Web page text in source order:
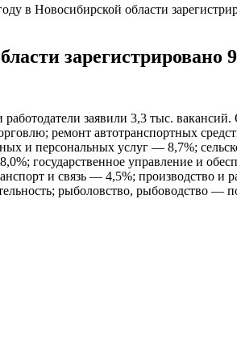
в Новосибирской области
заявили 3,3 тыс.
ремонт автотранспортных
и персональных услуг — 8,7%;
государственное управление и
и связь — 4,5%; производство
рыболовство, рыбоводство —